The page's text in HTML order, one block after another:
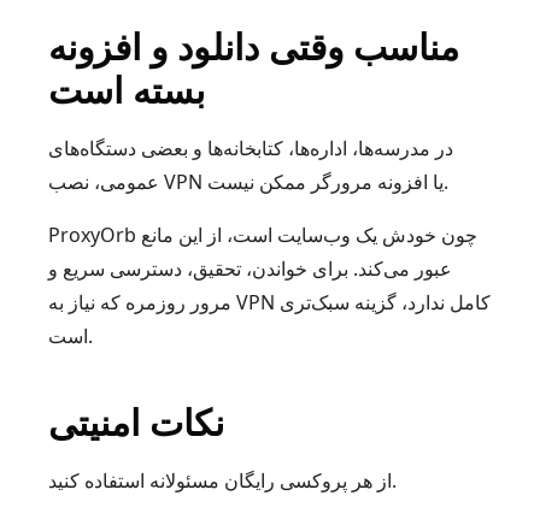
مناسب وقتی دانلود و افزونه
بسته است
در مدرسه‌ها، اداره‌ها، کتابخانه‌ها و بعضی دستگاه‌های
عمومی، نصب VPN یا افزونه مرورگر ممکن نیست.
ProxyOrb چون خودش یک وب‌سایت است، از این مانع
عبور می‌کند. برای خواندن، تحقیق، دسترسی سریع و
مرور روزمره که نیاز به VPN کامل ندارد، گزینه سبک‌تری
است.
نکات امنیتی
از هر پروکسی رایگان مسئولانه استفاده کنید.